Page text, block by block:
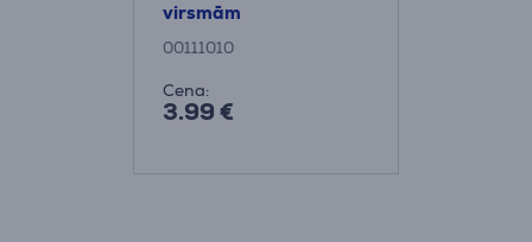
virsmām
00111010
Cena:
3.99 €